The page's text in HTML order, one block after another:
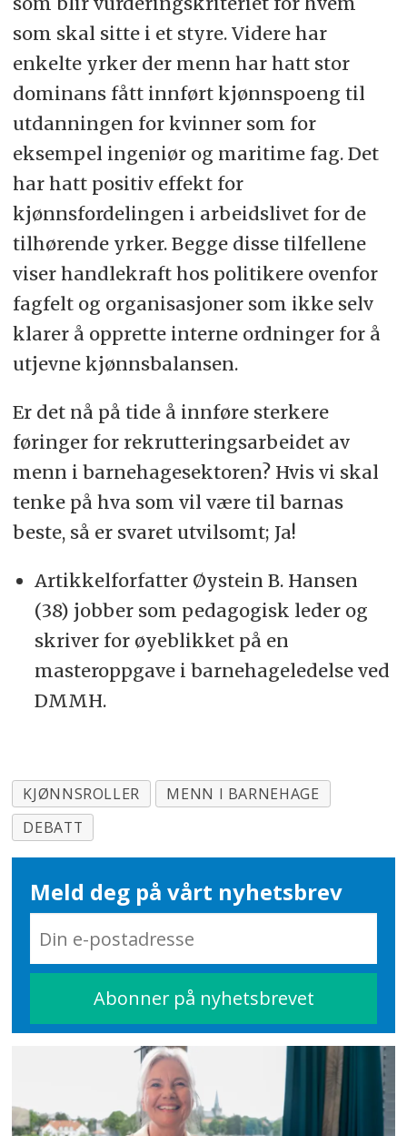
som skal sitte i et styre. Videre har
enkelte yrker der menn har hatt stor
dominans fått innført kjønnspoeng til
utdanningen for kvinner som for
eksempel ingeniør og maritime fag. Det
har hatt positiv effekt for
kjønnsfordelingen i arbeidslivet for de
tilhørende yrker. Begge disse tilfellene
viser handlekraft hos politikere ovenfor
fagfelt og organisasjoner som ikke selv
klarer å opprette interne ordninger for å
utjevne kjønnsbalansen.
Er det nå på tide å innføre sterkere
føringer for rekrutteringsarbeidet av
menn i barnehagesektoren? Hvis vi skal
tenke på hva som vil være til barnas
beste, så er svaret utvilsomt; Ja!
Artikkelforfatter Øystein B. Hansen
(38) jobber som pedagogisk leder og
skriver for øyeblikket på en
masteroppgave i barnehageledelse ved
DMMH.
KJØNNSROLLER
MENN I BARNEHAGE
DEBATT
Meld deg på vårt nyhetsbrev